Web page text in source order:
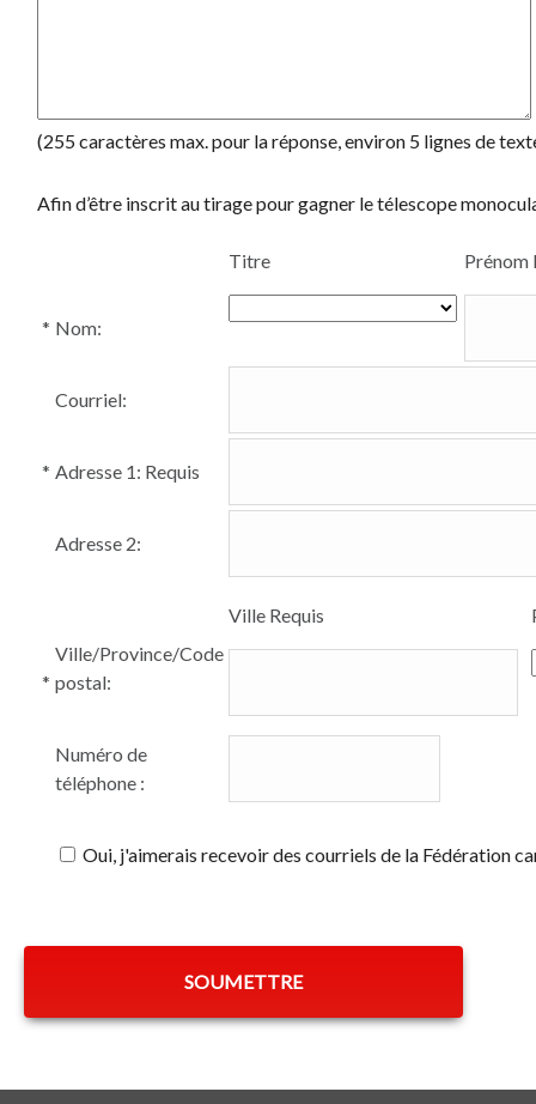
(255 caractères max. pour la réponse, environ 5 lignes de
Afin d’être inscrit au tirage pour gagner le télescope
* Nom:
Titre Prénom
Courriel:
* Adresse 1: Requis
Adresse 2:
*
Ville/Province/Code
postal:
Ville Requis
Numéro de
téléphone :
Oui, j'aimerais recevoir des courriels de la Fédération